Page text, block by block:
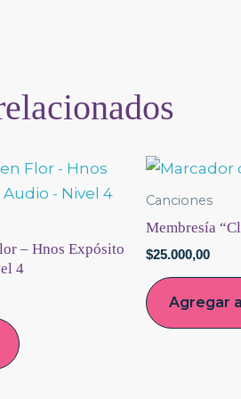
– Hnos Expósito
4
Canciones
Membresía
$25.000,00
Agregar